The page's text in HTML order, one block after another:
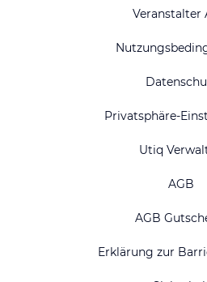
Veranstalter
Privatsphäre-
Utiq
AGB
AGB
Erklärung zur